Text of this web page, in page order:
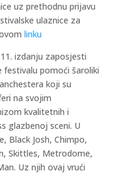
uz prethodnu prijavu
ulaznice za
linku
izdanju zaposjesti
pomoći šaroliki
koji su
na svojim
kvalitetnih i
glazbenoj sceni. U
Black Josh, Chimpo,
Skittles, Metrodome,
Uz njih ovaj vrući